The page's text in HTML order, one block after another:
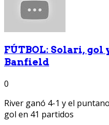
FÚTBOL: Solari,
Banfield
0
River ganó 4-1 y el
gol en 41 partidos